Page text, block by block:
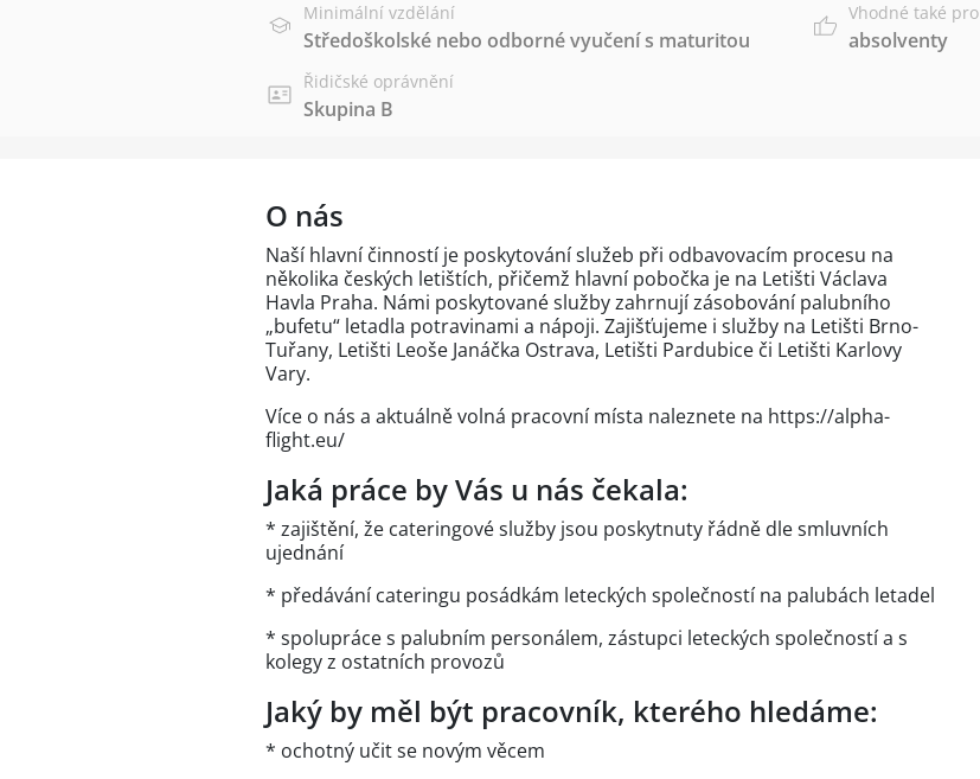
Minimální vzdělání
Středoškolské nebo odborné vyučení s maturitou
Vhodné také pro
absolventy
Řidičské oprávnění
Skupina B
O nás
Naší hlavní činností je poskytování služeb při odbavovacím procesu na
několika českých letištích, přičemž hlavní pobočka je na Letišti Václava
Havla Praha. Námi poskytované služby zahrnují zásobování palubního
„bufetu“ letadla potravinami a nápoji. Zajišťujeme i služby na Letišti Brno-
Tuřany, Letišti Leoše Janáčka Ostrava, Letišti Pardubice či Letišti Karlovy
Vary.
Více o nás a aktuálně volná pracovní místa naleznete na https://alpha-
flight.eu/
Jaká práce by Vás u nás čekala:
* zajištění, že cateringové služby jsou poskytnuty řádně dle smluvních
ujednání
* předávání cateringu posádkám leteckých společností na palubách letadel
* spolupráce s palubním personálem, zástupci leteckých společností a s
kolegy z ostatních provozů
Jaký by měl být pracovník, kterého hledáme:
* ochotný učit se novým věcem